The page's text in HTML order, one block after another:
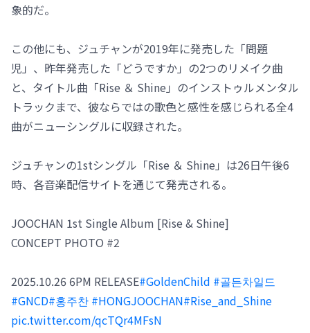
象的だ。
この他にも、ジュチャンが2019年に発売した「問題
児」、昨年発売した「どうですか」の2つのリメイク曲
と、タイトル曲「Rise ＆ Shine」のインストゥルメンタル
トラックまで、彼ならではの歌色と感性を感じられる全4
曲がニューシングルに収録された。
ジュチャンの1stシングル「Rise ＆ Shine」は26日午後6
時、各音楽配信サイトを通じて発売される。
JOOCHAN 1st Single Album [Rise & Shine]
CONCEPT PHOTO #2
2025.10.26 6PM RELEASE#GoldenChild #골든차일드
#GNCD#홍주찬 #HONGJOOCHAN#Rise_and_Shine
pic.twitter.com/qcTQr4MFsN